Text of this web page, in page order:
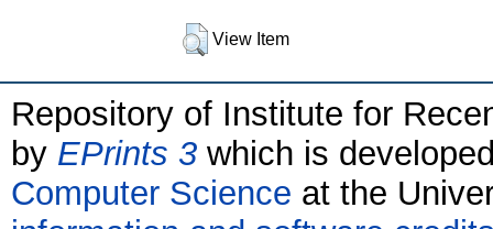
View Item
Repository of Institute for
by EPrints 3 which is
Computer Science at the